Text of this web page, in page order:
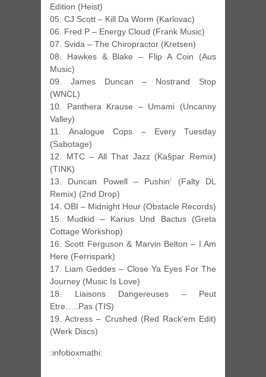
Edition (Heist)
05. CJ Scott – Kill Da Worm (Karlovac)
06. Fred P – Energy Cloud (Frank Music)
07. Svida – The Chiropractor (Kretsen)
08. Hawkes & Blake – Flip A Coin (Aus
Music)
09. James Duncan – Nostrand Stop
(WNCL)
10. Panthera Krause – Umami (Uncanny
Valley)
11. Analogue Cops – Every Tuesday
(Sabotage)
12. MTC – All That Jazz (Ka§par Remix)
(TINK)
13. Duncan Powell – Pushin‘ (Falty DL
Remix) (2nd Drop)
14. OBI – Midnight Hour (Obstacle Records)
15. Mudkid – Karius Und Bactus (Greta
Cottage Workshop)
16. Scott Ferguson & Marvin Belton – I Am
Here (Ferrispark)
17. Liam Geddes – Close Ya Eyes For The
Journey (Music Is Love)
18. Liaisons Dangereuses – Peut
Etre…..Pas (TIS)
19. Actress – Crushed (Red Rack’em Edit)
(Werk Discs)
:infoboxmathi: